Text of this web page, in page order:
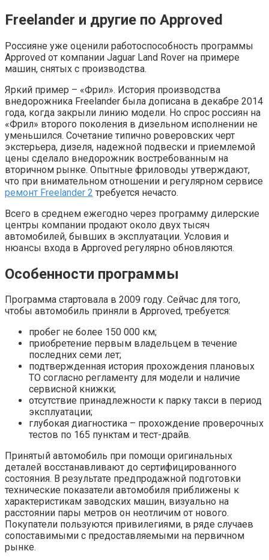
Freelander и другие по Approved
Россияне уже оценили работоспособность программы
Approved от компании Jaguar Land Rover на примере
машин, снятых с производства.
Яркий пример – «Фрил». История производства
внедорожника Freelander была дописана в декабре 2014
года, когда закрыли линию модели. Но спрос россиян на
«Фрил» второго поколения в дизельном исполнении не
уменьшился. Сочетание типично роверовских черт
экстерьера, дизеля, надежной подвески и приемлемой
цены сделало внедорожник востребованным на
вторичном рынке. Опытные фриловоды утверждают,
что при внимательном отношении и регулярном сервисе
ремонт Freelander 2 требуется нечасто.
Всего в среднем ежегодно через программу дилерские
центры компании продают около двух тысяч
автомобилей, бывших в эксплуатации. Условия и
нюансы входа в Approved регулярно обновляются.
Особенности программы
Программа стартовала в 2009 году. Сейчас для того,
чтобы автомобиль приняли в Approved, требуется:
пробег не более 150 000 км;
приобретение первым владельцем в течение
последних семи лет;
подтвержденная история прохождения плановых
ТО согласно регламенту для модели и наличие
сервисной книжки;
отсутствие принадлежности к парку такси в период
эксплуатации;
глубокая диагностика – прохождение проверочных
тестов по 165 пунктам и тест-драйв.
Принятый автомобиль при помощи оригинальных
деталей восстанавливают до сертифицированного
состояния. В результате предпродажной подготовки
технические показатели автомобиля приближены к
характеристикам заводских машин, визуально на
расстоянии пары метров он неотличим от нового.
Покупатели пользуются привилегиями, в ряде случаев
сопоставимыми с предоставляемыми на первичном
рынке.